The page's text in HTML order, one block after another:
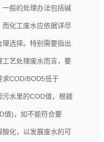
般的处理办法包括碱
化工废水应依据详尽
选择。特别需要指出
艺处理废水而言，要
求COD/BOD5低于
水里的COD值，根据
值)，如不能符合要
化，以发展废水的可